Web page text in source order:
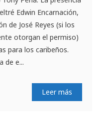
Edwin Encarnación,
de José Reyes (si los
otorgan el permiso)
para los caribeños.
de e...
Leer más